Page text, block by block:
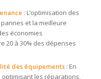
: L’optimisation des
et la meilleure
économies
20 à 30% des dépenses
des équipements: En
les réparations,